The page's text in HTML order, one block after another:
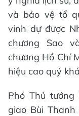
và bảo vệ tổ
vinh dự được
chương Sao
chương Hồ Chí
hiệu cao quý
Phó Thủ tướng
giao Bùi